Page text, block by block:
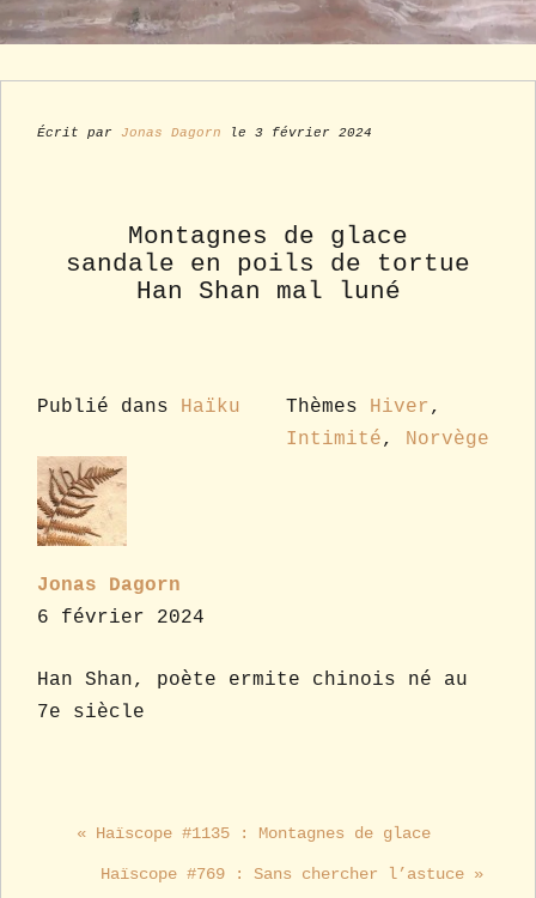
Écrit par Jonas Dagorn le 3 février 2024
Montagnes de glace
sandale en poils de tortue
Han Shan mal luné
Publié dans Haïku Thèmes Hiver ,
Intimité, Norvège
Jonas Dagorn
6 février 2024
Han Shan, poète ermite chinois né au
7e siècle
« Haïscope #1135 : Montagnes de glace
Haïscope #769 : Sans chercher l’astuce »